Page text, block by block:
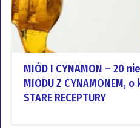
MIÓD I CYNAMON – 20
MIODU Z CYNAMONEM,
STARE RECEPTURY